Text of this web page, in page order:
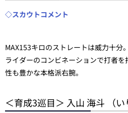
◇スカウトコメント
MAX153キロのストレートは威力十分
ライダーのコンビネーションで打者
性も豊かな本格派右腕。
＜育成3巡目＞ 入山 海斗 （い